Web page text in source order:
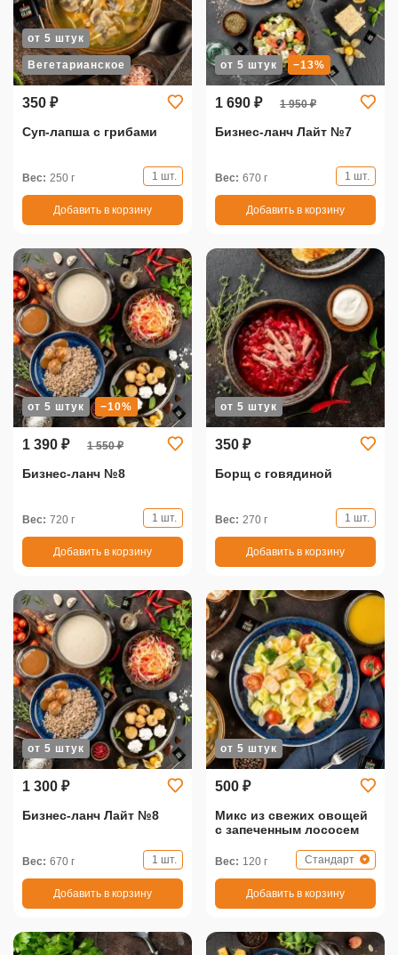
Вегетарианское
от 5 штук
350 ₽
Суп-лапша с грибами
Вес: 250 г 1 шт.
Добавить в корзину
от 5 штук −13%
1 690 ₽ 1 950 ₽
Бизнес-ланч Лайт №7
Вес: 670 г 1 шт.
Добавить в корзину
от 5 штук −10%
1 390 ₽ 1 550 ₽
Бизнес-ланч №8
Вес: 720 г 1 шт.
Добавить в корзину
от 5 штук
350 ₽
Борщ с говядиной
Вес: 270 г 1 шт.
Добавить в корзину
от 5 штук
1 300 ₽
Бизнес-ланч Лайт №8
Вес: 670 г 1 шт.
Добавить в корзину
от 5 штук
500 ₽
Микс из свежих овощей
с запеченным лососем
Вес: 120 г Стандарт
Добавить в корзину